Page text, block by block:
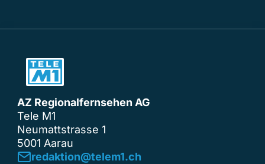
AZ Regionalfernsehen AG
Tele M1
Neumattstrasse 1
5001 Aarau
redaktion@telem1.ch